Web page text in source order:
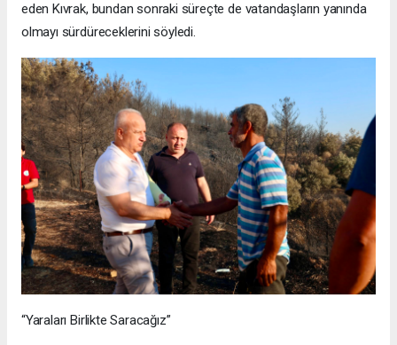
eden Kıvrak, bundan sonraki süreçte de vatandaşların yanında
olmayı sürdüreceklerini söyledi.
“Yaraları Birlikte Saracağız”